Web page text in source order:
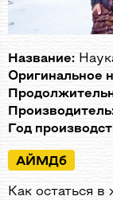
Название:
Оригинальное
Год
АЙМДб
Как остаться